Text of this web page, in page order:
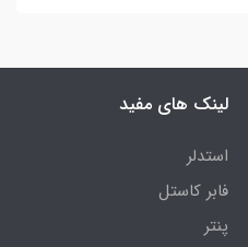
لینک های مفید
استدلر
فابر کاستل
پنتر